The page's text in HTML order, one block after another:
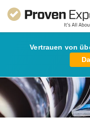
Vertrauen von